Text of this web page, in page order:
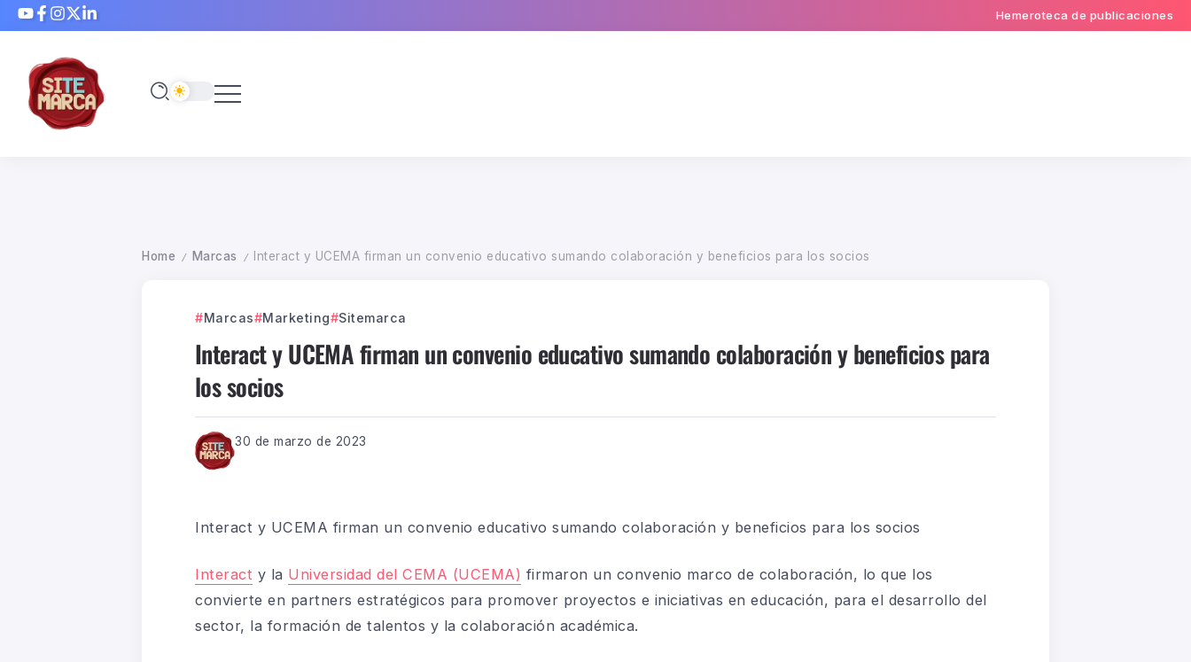
Hemeroteca de publicaciones
Home / Marcas / Interact y UCEMA firman un convenio educativo sumando colaboración y beneficios para los socios
Marcas Marketing Sitemarca
Interact y UCEMA firman un convenio educativo sumando colaboración y beneficios para
los socios
30 de marzo de 2023
Interact y UCEMA firman un convenio educativo sumando colaboración y beneficios para los socios
Interact y la Universidad del CEMA (UCEMA) firmaron un convenio marco de colaboración, lo que los
convierte en partners estratégicos para promover proyectos e iniciativas en educación, para el desarrollo del
sector, la formación de talentos y la colaboración académica.